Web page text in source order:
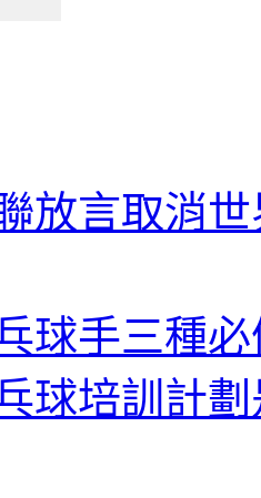
放言取消
球手三種
球培訓計